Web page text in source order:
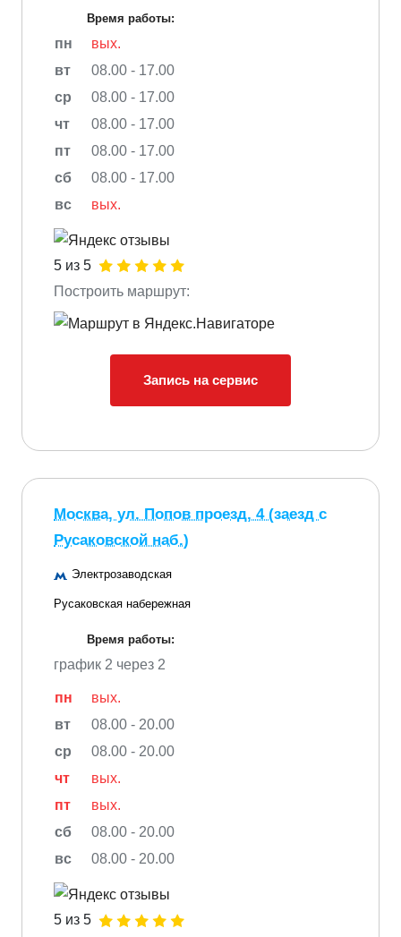
Время работы:
пн
вых.
вт
08.00 - 17.00
ср
08.00 - 17.00
чт
08.00 - 17.00
пт
08.00 - 17.00
сб
08.00 - 17.00
вс
вых.
5 из 5
Построить маршрут:
Запись на сервис
Москва, ул. Попов проезд, 4 (заезд с
Русаковской наб.)
Электрозаводская
Русаковская набережная
Время работы:
график 2 через 2
пн
вых.
вт
08.00 - 20.00
ср
08.00 - 20.00
чт
вых.
пт
вых.
сб
08.00 - 20.00
вс
08.00 - 20.00
5 из 5